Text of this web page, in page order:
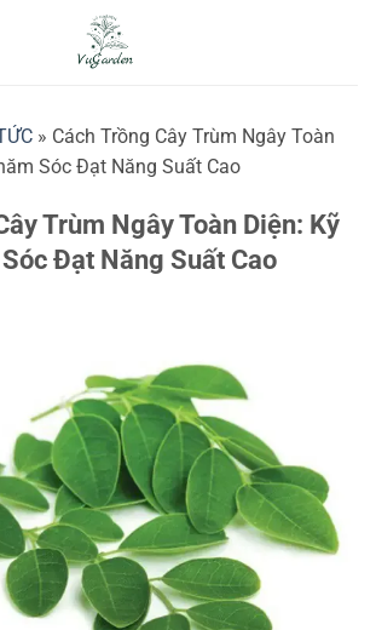
» Cách Trồng Cây Trùm Ngây Toàn
Sóc Đạt Năng Suất Cao
Trùm Ngây Toàn Diện: Kỹ
Đạt Năng Suất Cao